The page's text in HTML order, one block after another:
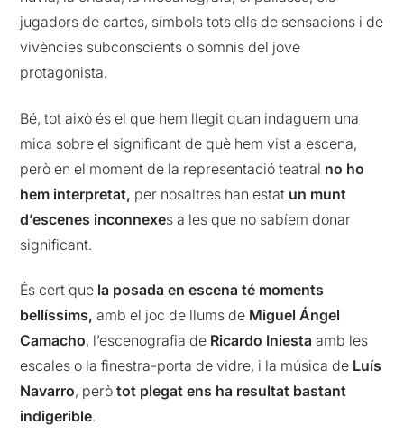
jugadors de cartes, símbols tots ells de sensacions i de
vivències subconscients o somnis del jove
protagonista.
Bé, tot això és el que hem llegit quan indaguem una
mica sobre el significant de què hem vist a escena,
però en el moment de la representació teatral no ho
hem interpretat, per nosaltres han estat un munt
d’escenes inconnexes a les que no sabíem donar
significant.
És cert que la posada en escena té moments
bellíssims, amb el joc de llums de Miguel Ángel
Camacho, l’escenografia de Ricardo Iniesta amb les
escales o la finestra-porta de vidre, i la música de Luís
Navarro, peròtot plegat ens ha resultat bastant
indigerible.